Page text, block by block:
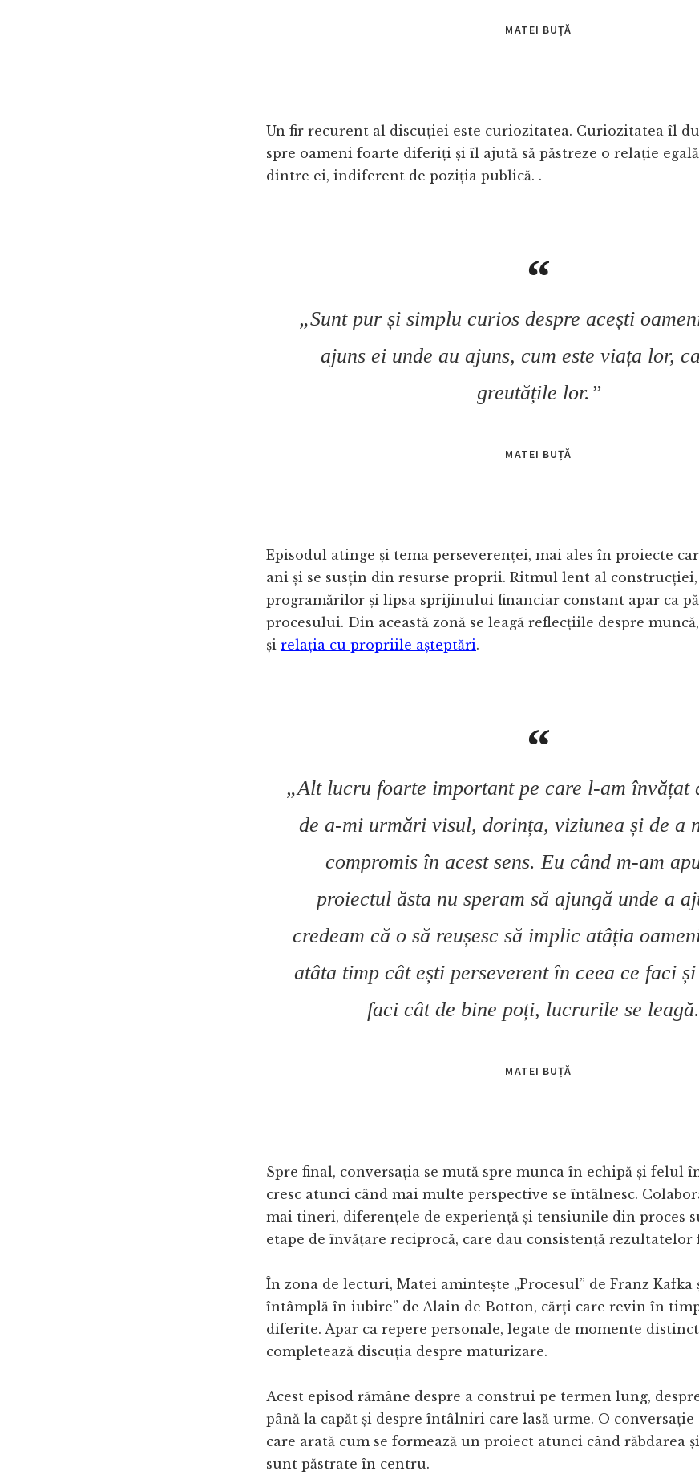
MATEI BUȚĂ
Un fir recurent al discuției este curiozitatea. Curiozitatea îl
spre oameni foarte diferiți și îl ajută să păstreze o relație
dintre ei, indiferent de poziția publică. .
„Sunt pur și simplu curios despre acești
ajuns ei unde au ajuns, cum este viața lor,
greutățile lor.”
MATEI BUȚĂ
Episodul atinge și tema perseverenței, mai ales în proiecte
ani și se susțin din resurse proprii. Ritmul lent al
programărilor și lipsa sprijinului financiar constant apar ca
procesului. Din această zonă se leagă reflecțiile despre
și relația cu propriile așteptări.
„Alt lucru foarte important pe care l-am învățat
de a-mi urmări visul, dorința, viziunea și de a
compromis în acest sens. Eu când m-am
proiectul ăsta nu speram să ajungă unde a
credeam că o să reușesc să implic atâția
atâta timp cât ești perseverent în ceea ce faci
faci cât de bine poți, lucrurile se
MATEI BUȚĂ
Spre final, conversația se mută spre munca în echipă și felul
cresc atunci când mai multe perspective se întâlnesc.
mai tineri, diferențele de experiență și tensiunile din proces
etape de învățare reciprocă, care dau consistență rezultatelor
În zona de lecturi, Matei amintește „Procesul” de Franz Kafka
întâmplă în iubire” de Alain de Botton, cărți care revin în
diferite. Apar ca repere personale, legate de momente
completează discuția despre maturizare.
Acest episod rămâne despre a construi pe termen lung,
până la capăt și despre întâlniri care lasă urme. O conversație
care arată cum se formează un proiect atunci când răbdarea
sunt păstrate în centru.